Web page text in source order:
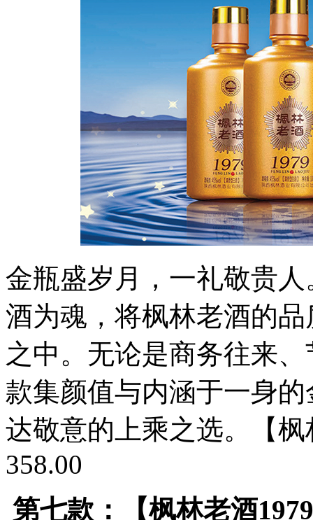
金瓶盛岁月，一礼敬贵
酒为魂，将枫林老酒的
之中。无论是商务往来
款集颜值与内涵于一身
达敬意的上乘之选。【
358.00
第七款：【枫林老酒